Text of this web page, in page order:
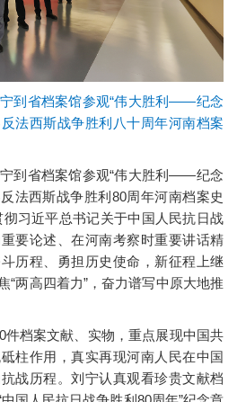
到省档案馆参观“伟大胜利——纪念
法西斯战争胜利八十周年河南档案
省档案馆参观“伟大胜利——纪念
法西斯战争胜利80周年河南档案史
习近平总书记关于中国人民抗日战
要论述、在河南考察时重要讲话精
历程、勇担历史使命，新征程上继
“两高四着力”，奋力谱写中原大地推
档案文献、实物，重点展现中国共
柱作用，真实再现河南人民在中国
战历程。刘宁认真观看珍贵文献档